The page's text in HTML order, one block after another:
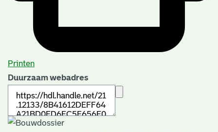
Printen
Duurzaam webadres